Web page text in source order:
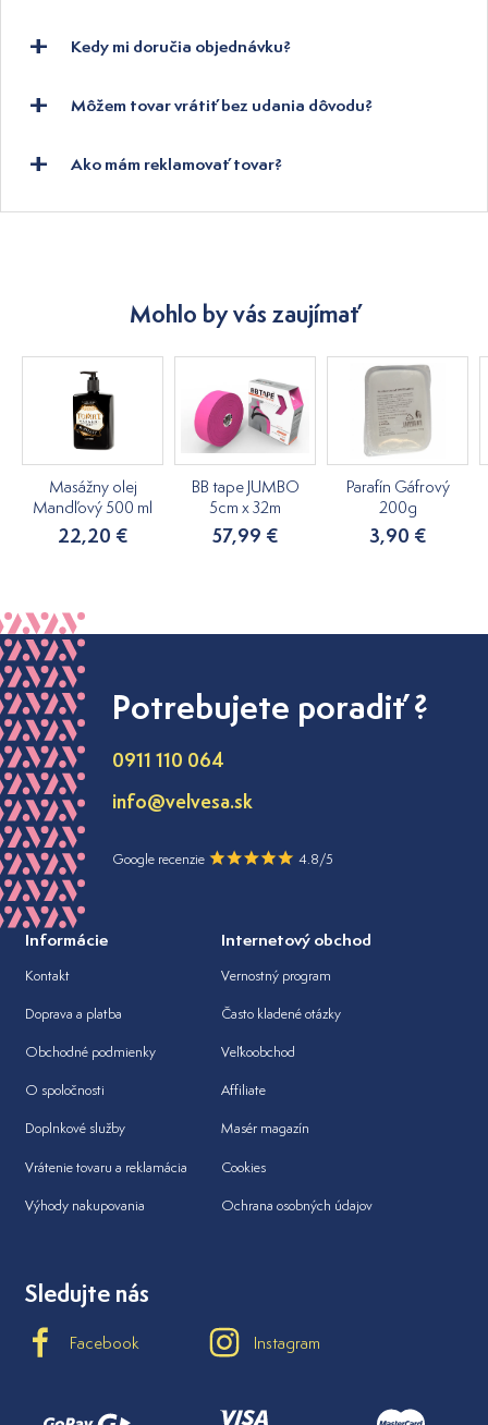
Kedy mi doručia objednávku?
Môžem tovar vrátiť bez udania dôvodu?
Ako mám reklamovať tovar?
Mohlo by vás zaujímať
Masážny olej
Mandľový 500 ml
22,20 €
BB tape JUMBO
5cm x 32m
57,99 €
Parafín Gáfrový
200g
3,90 €
Potrebujete poradiť ?
0911 110 064
info@velvesa.sk
Google recenzie 4.8/5
Informácie
Kontakt
Doprava a platba
Obchodné podmienky
O spoločnosti
Doplnkové služby
Vrátenie tovaru a reklamácia
Výhody nakupovania
Internetový obchod
Vernostný program
Často kladené otázky
Veľkoobchod
Affiliate
Masér magazín
Cookies
Ochrana osobných údajov
Sledujte nás
Facebook Instagram